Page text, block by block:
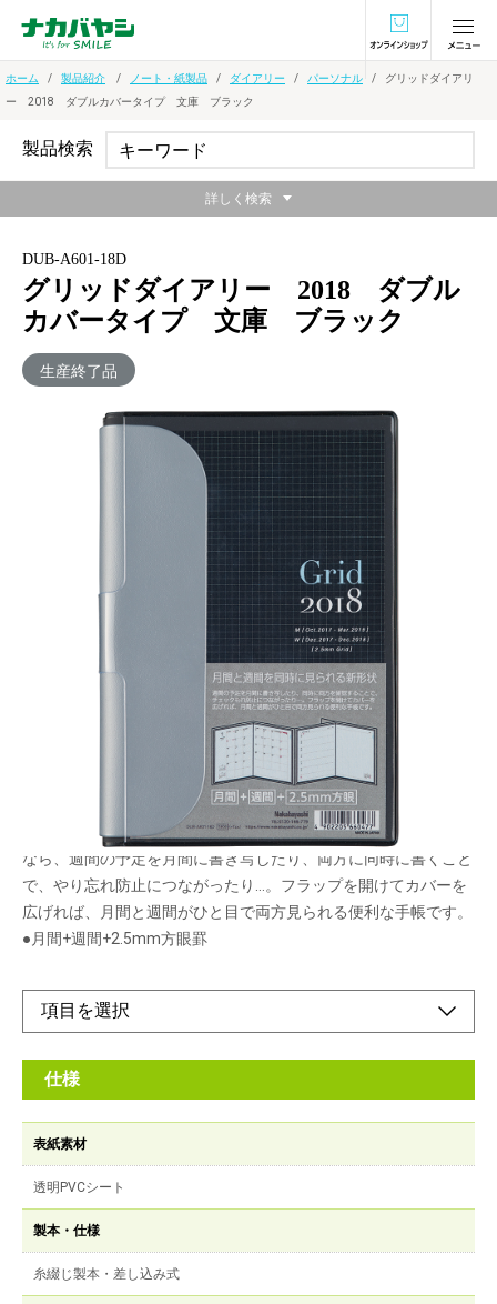
オンラインショ
ホーム 製品紹介 ノート・紙製品 ダイアリー パーソナル
グリッドダイアリ
ー 2018 ダブルカバータイプ 文庫 ブラック
DUB-A601-18D
グリッドダイアリー 2018 ダブル
カバータイプ 文庫 ブラック
生産終了品
ダブル開きで、もう予定のダブルブッキングはな
し！マンスリーとウィークリーが1つになった新型
メーカー希望小売価格：
月間と週間を両方広げて見たいと思っていたあなたへ。この手帳
なら、週間の予定を月間に書き写したり、両方に同時に書くこと
で、やり忘れ防止につながったり…。フラップを開けてカバーを
広げれば、月間と週間がひと目で両方見られる便利な手帳です。
●月間+週間+2.5mm方眼罫
仕様
表紙素材
透明PVCシート
製本・仕様
糸綴じ製本・差し込み式
製品検索
詳しく検索